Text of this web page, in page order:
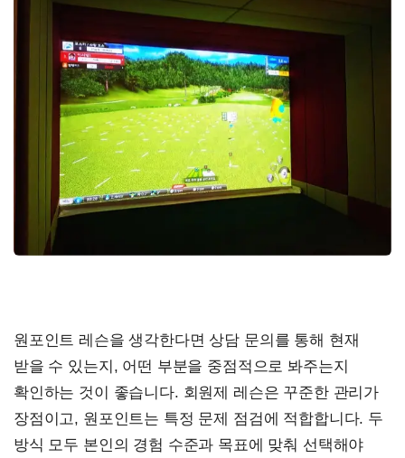
원포인트 레슨을 생각한다면 상담 문의를 통해 현재
받을 수 있는지, 어떤 부분을 중점적으로 봐주는지
확인하는 것이 좋습니다. 회원제 레슨은 꾸준한 관리가
장점이고, 원포인트는 특정 문제 점검에 적합합니다. 두
방식 모두 본인의 경험 수준과 목표에 맞춰 선택해야